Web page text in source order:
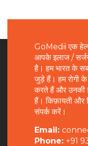
GoMedii एक
आपके इलाज /
है। हम भारत के
जुड़े हैं। हम रोगी के
करते हैं और उनकी
हैं। किफ़ायती और
संपर्क करें।
Email:
Phone: +91